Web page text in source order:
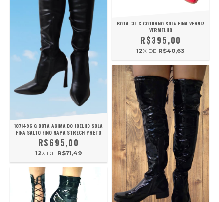
1871496 G BOTA ACIMA DO JOELHO SOLA
FINA SALTO FINO NAPA STRECH PRETO
R$695,00
12X DE R$71,49
BOTA GIL G COTURNO SOLA FINA VERNIZ
VERMELHO
R$395,00
12X DE R$40,63